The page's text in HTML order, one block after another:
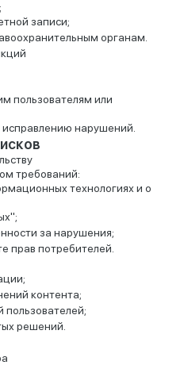
записи;
органам.
пользователям или
исправлению нарушений.
требований:
технологиях и о
за нарушения;
прав потребителей.
контента;
решений.